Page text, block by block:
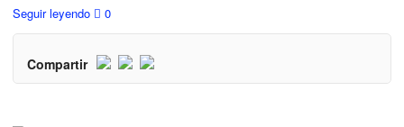
Seguir leyendo 0
Compartir